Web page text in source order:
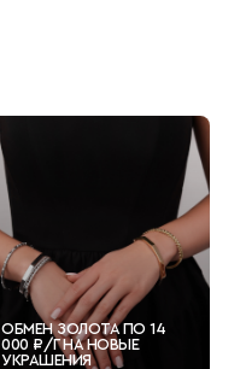
ОБМЕН ЗОЛОТА ПО 14
000 ₽/Г НА НОВЫЕ
УКРАШЕНИЯ